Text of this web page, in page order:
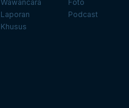
Wawancara
Laporan
Khusus
Foto
Podcast